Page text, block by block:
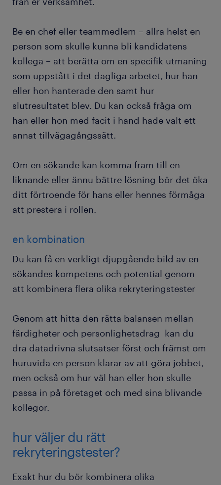
Be en chef eller teammedlem – allra helst en
person som skulle kunna bli kandidatens
kollega – att berätta om en specifik utmaning
som uppstått i det dagliga arbetet, hur han
eller hon hanterade den samt hur
slutresultatet blev. Du kan också fråga om
han eller hon med facit i hand hade valt ett
annat tillvägagångssätt.
Om en sökande kan komma fram till en
liknande eller ännu bättre lösning bör det öka
ditt förtroende för hans eller hennes förmåga
att prestera i rollen.
en kombination
Du kan få en verkligt djupgående bild av en
sökandes kompetens och potential genom
att kombinera flera olika rekryteringstester
Genom att hitta den rätta balansen mellan
färdigheter och personlighetsdrag kan du
dra datadrivna slutsatser först och främst om
huruvida en person klarar av att göra jobbet,
men också om hur väl han eller hon skulle
passa in på företaget och med sina blivande
kollegor.
hur väljer du rätt
rekryteringstester?
Exakt hur du bör kombinera olika